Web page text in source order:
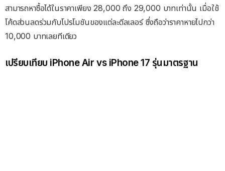
สามารถหาซื้อได้ในราคาเพียง 28,000 ถึง 29,000 บาทเท่านั้น เมื่อใช้
โค้ดส่วนลดร่วมกับโปรโมชันของแต่ละดีลเลอร์ ซึ่งถือว่าราคาหายไปกว่า
10,000 บาทเลยทีเดียว
เปรียบเทียบ iPhone Air vs iPhone 17 รุ่นมาตรฐาน